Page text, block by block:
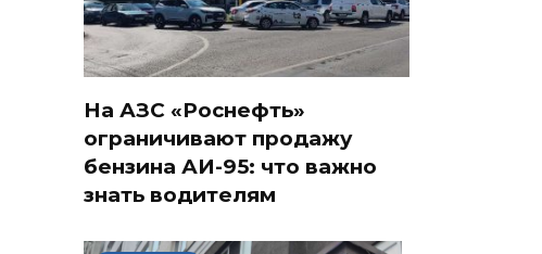
На АЗС «Роснефть»
ограничивают продажу
бензина АИ-95: что важно
знать водителям